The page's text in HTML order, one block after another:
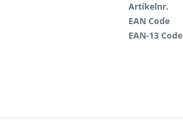
Artikelnr.
EAN Code
EAN-13 Code